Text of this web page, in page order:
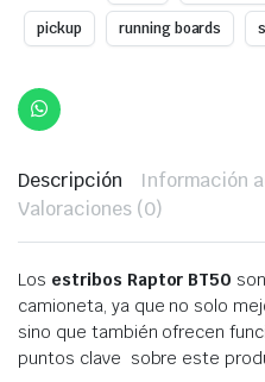
pickup running boards
Descripción
Información
Valoraciones (0)
Los estribos Raptor BT50
camioneta, ya que no solo
sino que también ofrecen
puntos clave sobre este